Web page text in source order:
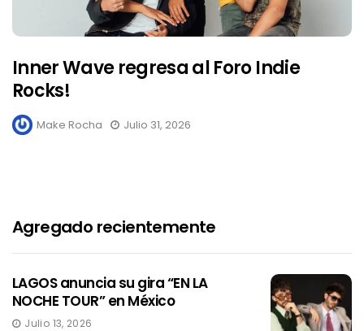
Inner Wave regresa al Foro Indie
Rocks!
Make Rocha Julio 31, 2026
Agregado recientemente
LAGOS anuncia su gira “EN LA
NOCHE TOUR” en México
Julio 13, 2026